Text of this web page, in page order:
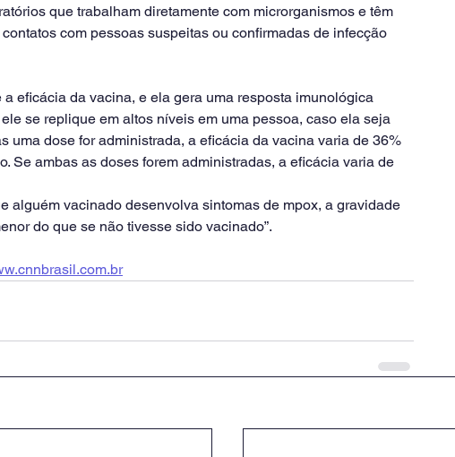
que trabalham diretamente com microrganismos e têm
com pessoas suspeitas ou confirmadas de infecção
eficácia da vacina, e ela gera uma resposta imunológica
se replique em altos níveis em uma pessoa, caso ela seja
uma dose for administrada, a eficácia da vacina varia de 36%
Se ambas as doses forem administradas, a eficácia varia de
alguém vacinado desenvolva sintomas de mpox, a gravidade
do que se não tivesse sido vacinado”.